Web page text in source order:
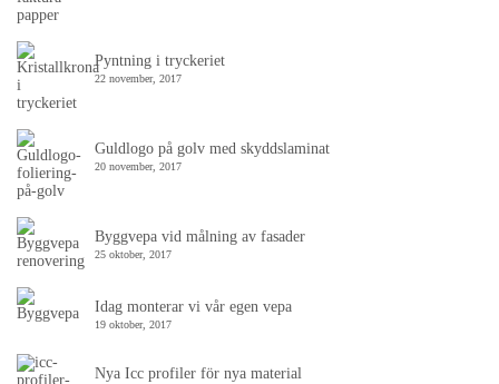
Pyntning i tryckeriet
22 november, 2017
Guldlogo på golv med skyddslaminat
20 november, 2017
Byggvepa vid målning av fasader
25 oktober, 2017
Idag monterar vi vår egen vepa
19 oktober, 2017
Nya Icc profiler för nya material